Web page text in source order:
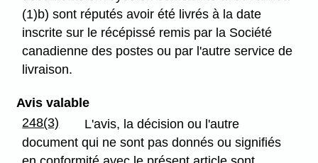
(1)b) sont réputés avoir été livrés à la date
inscrite sur le récépissé remis par la Société
canadienne des postes ou par l'autre service de
livraison.
Avis valable
248(3)
L'avis, la décision ou l'autre
document qui ne sont pas donnés ou signifiés